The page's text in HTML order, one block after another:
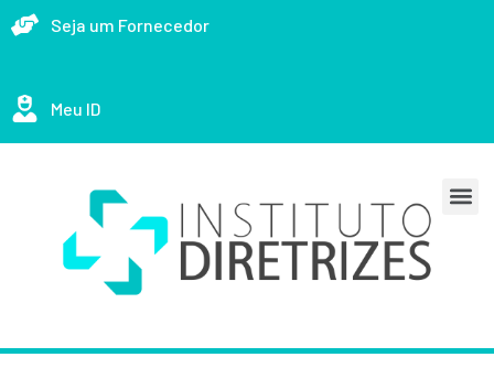
Seja um Fornecedor
Meu ID